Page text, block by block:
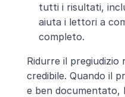
tutti i risultati,
aiuta i lettori a
completo.
Ridurre il pregiudizio
credibile. Quando il
e ben documentato,